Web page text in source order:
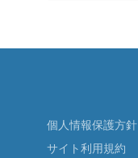
個人情報保護方針
サイト利用規約